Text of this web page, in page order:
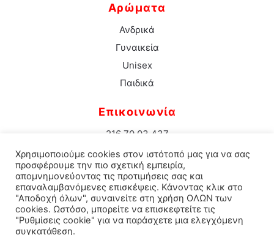
Αρώματα
Ανδρικά
Γυναικεία
Unisex
Παιδικά
Επικοινωνία
216 70 03 437
info@aromacenter.gr
25ης Μαρτίου 1 Νέα Σμύρνη 171 21
© 2021 Aroma Center. All rights reserved.Κατασκευή
Χρησιμοποιούμε cookies στον ιστότοπό μας για να σας
προσφέρουμε την πιο σχετική εμπειρία,
απομνημονεύοντας τις προτιμήσεις σας και
επαναλαμβανόμενες επισκέψεις. Κάνοντας κλικ στο
"Αποδοχή όλων", συναινείτε στη χρήση ΟΛΩΝ των
cookies. Ωστόσο, μπορείτε να επισκεφτείτε τις
"Ρυθμίσεις cookie" για να παράσχετε μια ελεγχόμενη
συγκατάθεση.